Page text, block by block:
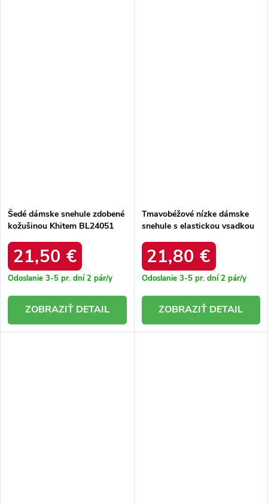
Šedé dámske snehule zdobené
kožušinou Khitem BL24051
21,50 €
Odoslanie 3-5 pr. dní2 pár/y
DETAIL
Tmavobéžové nízke dámske
snehule s elastickou vsadkou
21,80 €
Odoslanie 3-5 pr. dní2 pár/y
DETAIL